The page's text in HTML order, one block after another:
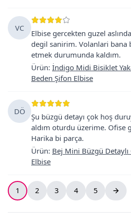
VC
Elbise gercekten guzel
degil sanirim. Volanlari bana
etmek durumunda kaldım.
Ürün: İndigo Midi Bisiklet
Beden Şifon Elbise
DÖ
Şu büzgü detayı çok hoş
aldım oturdu üzerime. Ofise
Harika bi parça.
Ürün: Bej Mini Büzgü
Elbise
1 2 3 4 5